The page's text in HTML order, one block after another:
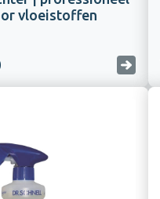
vloeistoffen